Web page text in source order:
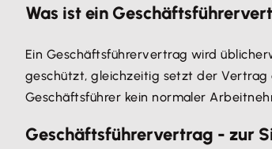
Was ist ein
Ein Geschäftsführervertrag wird
geschützt, gleichzeitig setzt der Vertrag
Geschäftsführer kein normaler
Geschäftsführervertrag - zur